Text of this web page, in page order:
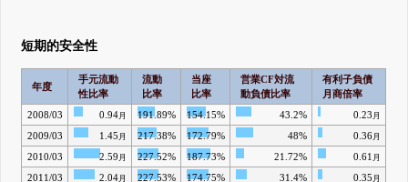
登録すると永久30%OFFと米株版の先行利用も付きます
短期的安全性
年度
手元流動
性比率
流動
比率
当座
比率
営業CF対流
動負債比率
有利子負債
月商倍率
2008/03
0.94月 191.89% 154.15% 43.2% 0.23 月
2009/03 1.45 月 217.38% 172.79% 48% 0.36月
2010/03 2.59 月 227.52% 187.73% 21.72% 0.61 月
2011/03 2.04月 227.53% 174.75% 31.4% 0.35 月